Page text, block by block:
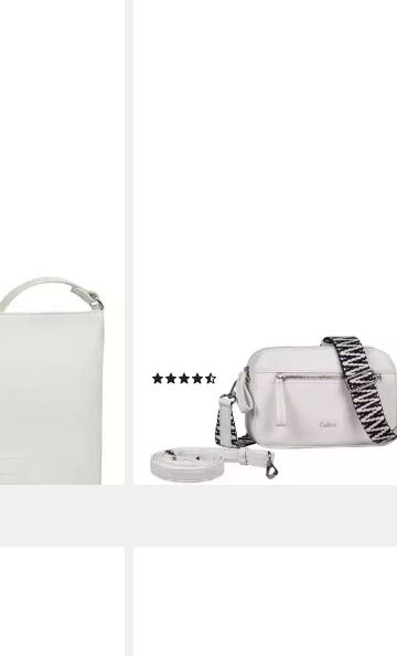
mit
bei dir
stylischem Gurtband
(11)
lieferbar - in 1-2 Werktagen bei dir
+1